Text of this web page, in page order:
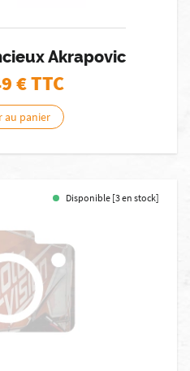
Akrapovic
€ TTC
au panier
Disponible [3 en stock]